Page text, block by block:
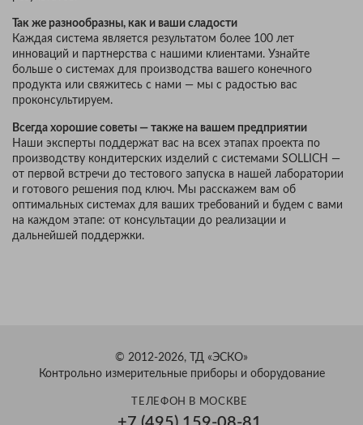
Так же разнообразны, как и ваши сладости
Каждая система является результатом более 100 лет
инноваций и партнерства с нашими клиентами. Узнайте
больше о системах для производства вашего конечного
продукта или свяжитесь с нами — мы с радостью вас
проконсультируем.
Всегда хорошие советы — также на вашем предприятии
Наши эксперты поддержат вас на всех этапах проекта по
производству кондитерских изделий с системами SOLLICH —
от первой встречи до тестового запуска в нашей лаборатории
и готового решения под ключ. Мы расскажем вам об
оптимальных системах для ваших требований и будем с вами
на каждом этапе: от консультации до реализации и
дальнейшей поддержки.
© 2012-2026, ТД «ЭСКО»
Контрольно измерительные приборы и оборудование
ТЕЛЕФОН В МОСКВЕ